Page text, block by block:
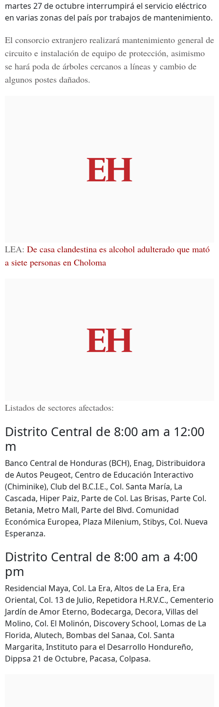
martes 27 de octubre interrumpirá el servicio eléctrico
en varias zonas del país por trabajos de mantenimiento.
El consorcio extranjero realizará mantenimiento general de
circuito e instalación de equipo de protección, asimismo
se hará poda de árboles cercanos a líneas y cambio de
algunos postes dañados.
LEA: De casa clandestina es alcohol adulterado que mató
a siete personas en Choloma
Listados de sectores afectados:
Distrito Central de 8:00 am a 12:00
m
Banco Central de Honduras (BCH), Enag, Distribuidora
de Autos Peugeot, Centro de Educación Interactivo
(Chiminike), Club del B.C.I.E., Col. Santa María, La
Cascada, Hiper Paiz, Parte de Col. Las Brisas, Parte Col.
Betania, Metro Mall, Parte del Blvd. Comunidad
Económica Europea, Plaza Milenium, Stibys, Col. Nueva
Esperanza.
Distrito Central de 8:00 am a 4:00
pm
Residencial Maya, Col. La Era, Altos de La Era, Era
Oriental, Col. 13 de Julio, Repetidora H.R.V.C., Cementerio
Jardín de Amor Eterno, Bodecarga, Decora, Villas del
Molino, Col. El Molinón, Discovery School, Lomas de La
Florida, Alutech, Bombas del Sanaa, Col. Santa
Margarita, Instituto para el Desarrollo Hondureño,
Dippsa 21 de Octubre, Pacasa, Colpasa.